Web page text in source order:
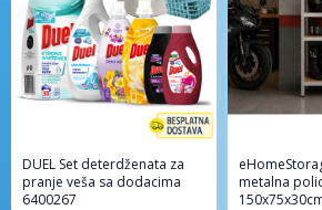
DUEL Set deterdženata za
pranje veša sa dodacima
6400267
metalna